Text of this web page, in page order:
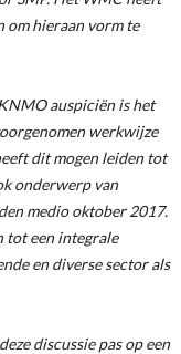
om hieraan vorm te
auspiciën is het
werkwijze
dit mogen leiden tot
onderwerp van
medio oktober 2017.
tot een integrale
en diverse sector als
discussie pas op een